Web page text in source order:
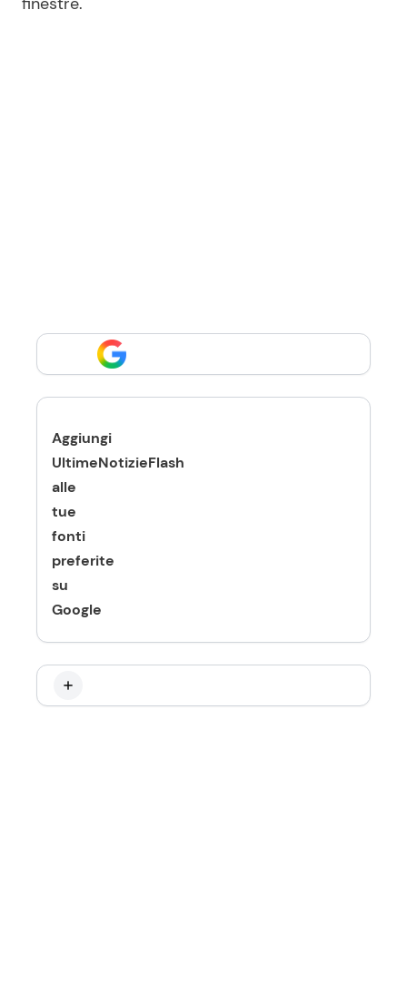
Aggiungi
UltimeNotizieFlash
alle
tue
fonti
preferite
su
Google